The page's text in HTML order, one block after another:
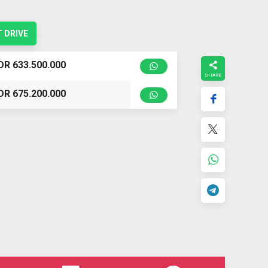
DRIVE
IDR 633.500.000
IDR 675.200.000